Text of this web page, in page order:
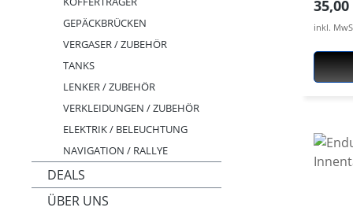
GEPÄCKBRÜCKEN
VERGASER / ZUBEHÖR
TANKS
LENKER / ZUBEHÖR
VERKLEIDUNGEN / ZUBEHÖR
ELEKTRIK / BELEUCHTUNG
NAVIGATION / RALLYE
DEALS
ÜBER UNS
und
den
35,00
inkl.